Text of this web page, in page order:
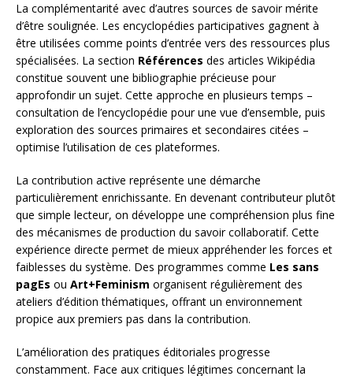
La complémentarité avec d’autres sources de savoir mérite
d’être soulignée. Les encyclopédies participatives gagnent à
être utilisées comme points d’entrée vers des ressources plus
spécialisées. La section Références des articles Wikipédia
constitue souvent une bibliographie précieuse pour
approfondir un sujet. Cette approche en plusieurs temps –
consultation de l’encyclopédie pour une vue d’ensemble, puis
exploration des sources primaires et secondaires citées –
optimise l’utilisation de ces plateformes.
La contribution active représente une démarche
particulièrement enrichissante. En devenant contributeur plutôt
que simple lecteur, on développe une compréhension plus fine
des mécanismes de production du savoir collaboratif. Cette
expérience directe permet de mieux appréhender les forces et
faiblesses du système. Des programmes comme Les sans
pagEs ou Art+Feminism organisent régulièrement des
ateliers d’édition thématiques, offrant un environnement
propice aux premiers pas dans la contribution.
L’amélioration des pratiques éditoriales progresse
constamment. Face aux critiques légitimes concernant la